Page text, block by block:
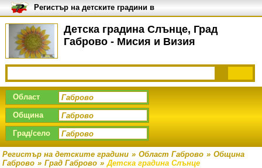
Детска градина Слънце, Град
Габрово - Мисия и Визия
Регистър на детските градини в
България
Област
Община
Град/село
Регистър на детските градини » Област Габрово » Община
Габрово » Град Габрово » Детска градина Слънце